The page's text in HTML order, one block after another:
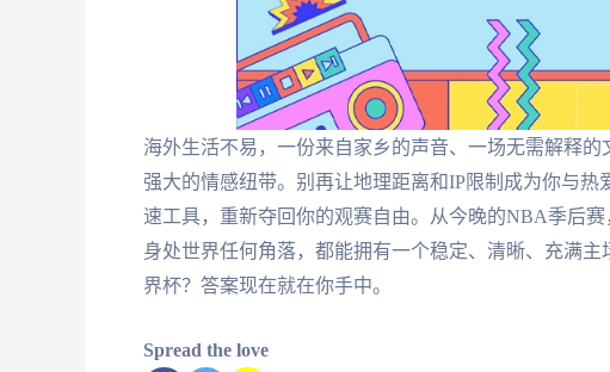
海外生活不易，一份来自家乡的声音、一场无需解释
强大的情感纽带。别再让地理距离和IP限制成为你与
速工具，重新夺回你的观赛自由。从今晚的NBA季后
身处世界任何角落，都能拥有一个稳定、清晰、充满
界杯？答案现在就在你手中。
Spread the love